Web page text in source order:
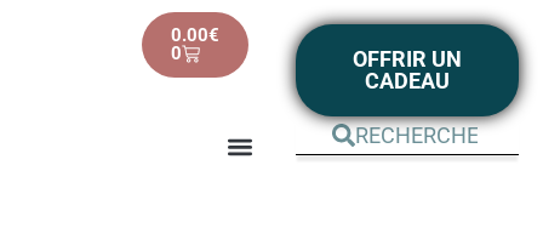
0.00€
0
OFFRIR UN
CADEAU